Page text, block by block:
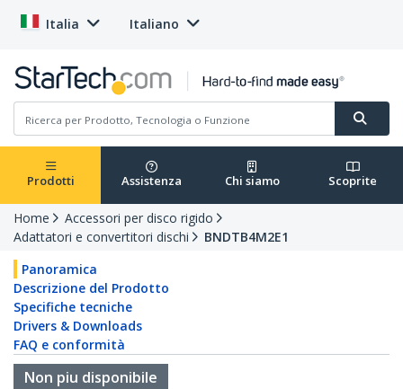
Italia Italiano
Prodotti Assistenza Chi siamo Scoprite
Home
Accessori per disco rigido
Adattatori e convertitori dischi
BNDTB4M2E1
Panoramica
Descrizione del Prodotto
Specifiche tecniche
Drivers & Downloads
FAQ e conformità
Non piu disponibile